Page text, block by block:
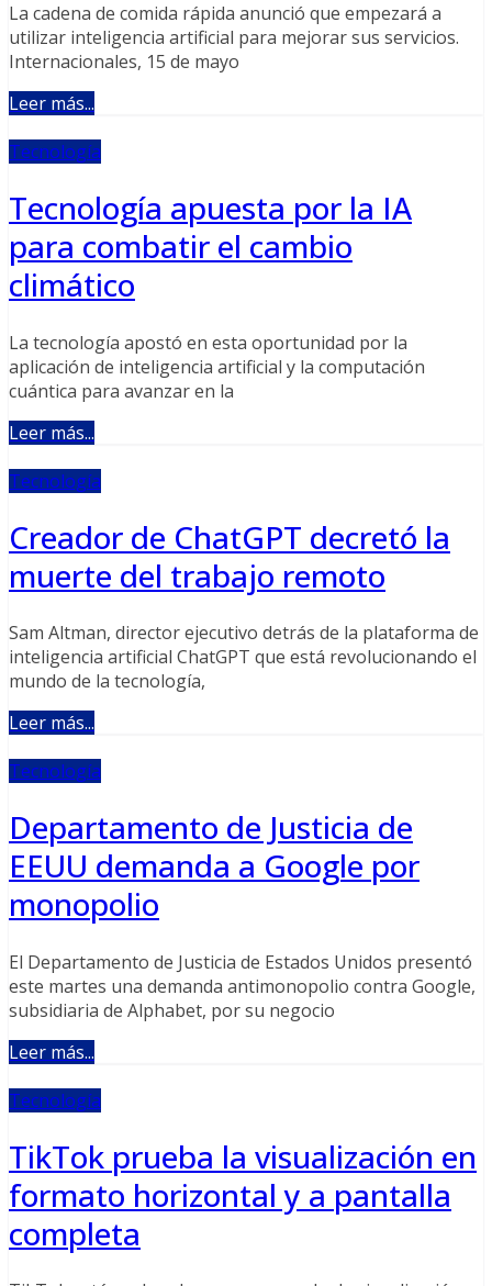
La cadena de comida rápida anunció que empezará a
utilizar inteligencia artificial para mejorar sus servicios.
Internacionales, 15 de mayo
Leer más...
Tecnología
Tecnología apuesta por la IA
para combatir el cambio
climático
La tecnología apostó en esta oportunidad por la
aplicación de inteligencia artificial y la computación
cuántica para avanzar en la
Leer más...
Tecnología
Creador de ChatGPT decretó la
muerte del trabajo remoto
Sam Altman, director ejecutivo detrás de la plataforma de
inteligencia artificial ChatGPT que está revolucionando el
mundo de la tecnología,
Leer más...
Tecnología
Departamento de Justicia de
EEUU demanda a Google por
monopolio
El Departamento de Justicia de Estados Unidos presentó
este martes una demanda antimonopolio contra Google,
subsidiaria de Alphabet, por su negocio
Leer más...
Tecnología
TikTok prueba la visualización en
formato horizontal y a pantalla
completa